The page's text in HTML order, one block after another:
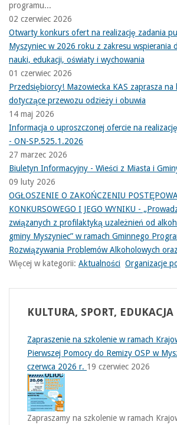
programu...
02 czerwiec 2026
Otwarty konkurs ofert na realizację zadania
Myszyniec w 2026 roku z zakresu wspierania
nauki, edukacji, oświaty i wychowania
01 czerwiec 2026
Przedsiębiorcy! Mazowiecka KAS zaprasza na
dotyczące przewozu odzieży i obuwia
14 maj 2026
Informacja o uproszczonej ofercie na
- ON-SP.525.1.2026
27 marzec 2026
Biuletyn Informacyjny - Wieści z Miasta i
09 luty 2026
OGŁOSZENIE O ZAKOŃCZENIU
KONKURSOWEGO I JEGO WYNIKU -
związanych z profilaktyką uzależnień od
gminy Myszyniec” w ramach Gminnego
Rozwiązywania Problemów Alkoholowych
Więcej w kategorii: Aktualności Organizacje
KULTURA, SPORT, EDUKACJA
Zapraszenie na szkolenie w ramach
Pierwszej Pomocy do Remizy OSP w
czerwca 2026 r. 19 czerwiec 2026
Zapraszamy na szkolenie w ramach